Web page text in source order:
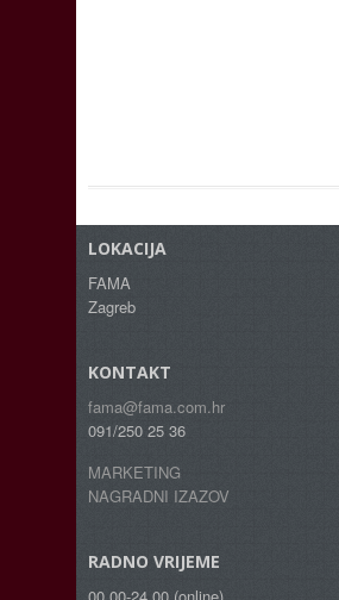
LOKACIJA
FAMA
Zagreb
KONTAKT
fama@fama.com.hr
091/250 25 36
MARKETING
NAGRADNI IZAZOV
RADNO VRIJEME